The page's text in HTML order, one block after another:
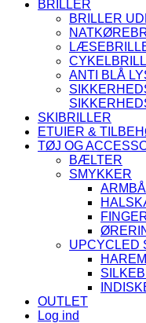
BRILLER
BRILLER
ANTI BLÅ
SKIBRILLER
ETUIER &
TØJ OG
BÆLTER
SMYKKER
UPCYCLED
OUTLET
Log ind